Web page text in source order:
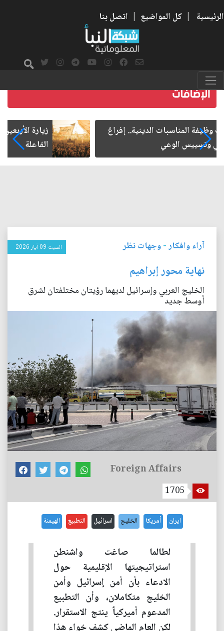
الرئيسية | كل المواضيع | اتصل بنا
زيارة الأربعين.. من الفاعلية المجتمعية إلى المواطنة
الفاعلة
آراء وافكار-وجهات نظر السبت 09 آيار 2026
نهاية محور إبراهيم
الخليج العربي وإسرائيل لديهما رؤيتان مختلفتان لشرق
أوسط جديد
Foreign Affairs
1705
ايران أمريكا الخليج اسرائيل التطبيع الهيمنة
لطالما صاغت واشنطن
استراتيجيتها الإقليمية حول
الادعاء بأن أمن إسرائيل وأمن
الخليج متكاملان، وأن التطبيع
المدعوم أميركياً ينتج الاستقرار.